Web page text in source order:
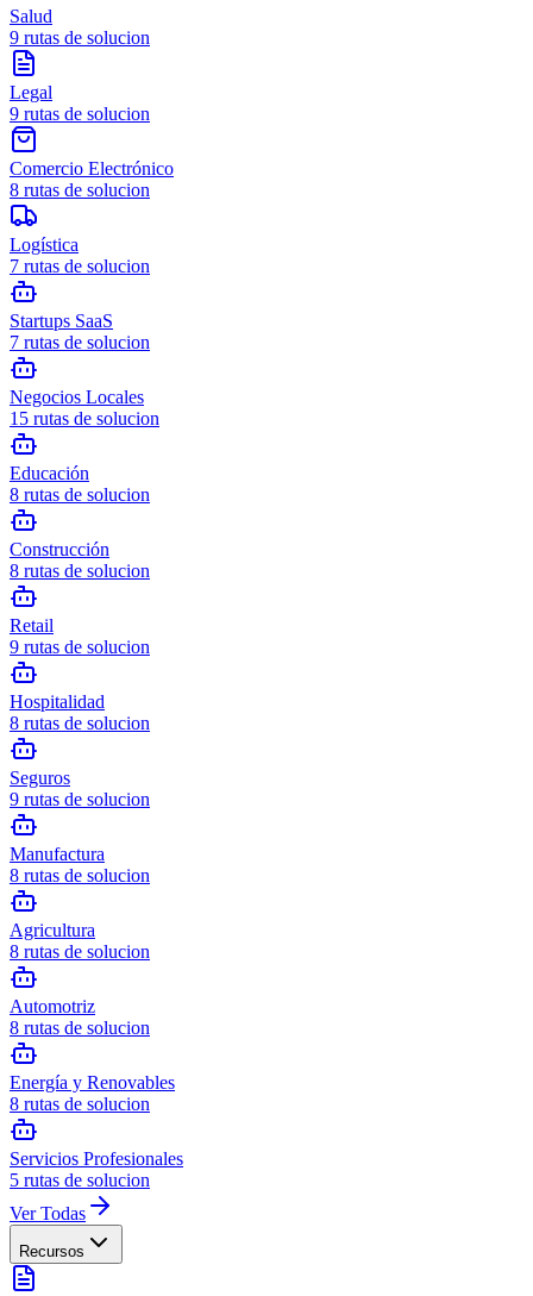
Salud
9 rutas de solucion
Legal
9 rutas de solucion
Comercio Electrónico
8 rutas de solucion
Logística
7 rutas de solucion
Startups SaaS
7 rutas de solucion
Negocios Locales
15 rutas de solucion
Educación
8 rutas de solucion
Construcción
8 rutas de solucion
Retail
9 rutas de solucion
Hospitalidad
8 rutas de solucion
Seguros
9 rutas de solucion
Manufactura
8 rutas de solucion
Agricultura
8 rutas de solucion
Automotriz
8 rutas de solucion
Energía y Renovables
8 rutas de solucion
Servicios Profesionales
5 rutas de solucion
Ver Todas
Recursos